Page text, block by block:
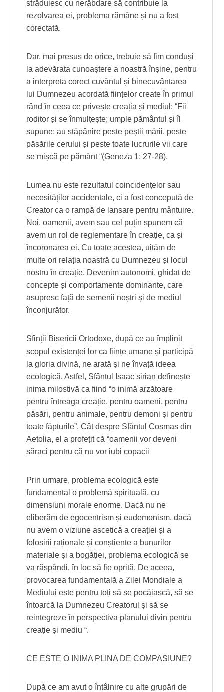
străduiesc cu nerăbdare să contribuie la
rezolvarea ei, problema rămâne și nu a fost
corectată.
Dar, mai presus de orice, trebuie să fim conduși
la adevărata cunoaștere a noastră înșine, pentru
a interpreta corect cuvântul și binecuvântarea
lui Dumnezeu acordată ființelor create în primul
rând în ceea ce privește creația și mediul: “Fii
roditor și se înmulțește; umple pământul și îl
supune; au stăpânire peste peștii mării, peste
păsările cerului și peste toate lucrurile vii care
se mișcă pe pământ “(Geneza 1: 27-28).
Lumea nu este rezultatul coincidențelor sau
necesităților accidentale, ci a fost concepută de
Creator ca o rampă de lansare pentru mântuire.
Noi, oamenii, avem sau cel puțin spunem că
avem un rol de reglementare în creație, ca și
încoronarea ei. Cu toate acestea, uităm de
multe ori relația noastră cu Dumnezeu și locul
nostru în creație. Devenim autonomi, ghidat de
concepte și comportamente dominante, care
asupresc față de semenii noștri și de mediul
înconjurător.
Sfinții Bisericii Ortodoxe, după ce au împlinit
scopul existenței lor ca ființe umane și participă
la gloria divină, ne arată și ne învață ideea
ecologică. Astfel, Sfântul Isaac sirian definește
inima milostivă ca fiind “o inimă arzătoare
pentru întreaga creație, pentru oameni, pentru
păsări, pentru animale, pentru demoni și pentru
toate făpturile”. Cât despre Sfântul Cosmas din
Aetolia, el a profețit că “oamenii vor deveni
săraci pentru că nu vor iubi copacii
Prin urmare, problema ecologică este
fundamental o problemă spirituală, cu
dimensiuni morale enorme. Dacă nu ne
eliberăm de egocentrism și eudemonism, dacă
nu avem o viziune ascetică a creației și a
folosirii raționale și conștiente a bunurilor
materiale și a bogăției, problema ecologică se
va răspândi, în loc să fie oprită. De aceea,
provocarea fundamentală a Zilei Mondiale a
Mediului este pentru toți să se pocăiască, să se
întoarcă la Dumnezeu Creatorul și să se
reintegreze în perspectiva planului divin pentru
creație și mediu “.
CE ESTE O INIMA PLINA DE COMPASIUNE?
După ce am avut o întâlnire cu alte grupări de